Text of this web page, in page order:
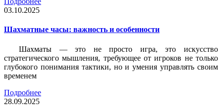
03.10.2025
Шахматные часы: важность и особенности
Шахматы — это не просто игра, это искусство
стратегического мышления, требующее от игроков не только
глубокого понимания тактики, но и умения управлять своим
временем
Подробнее
28.09.2025